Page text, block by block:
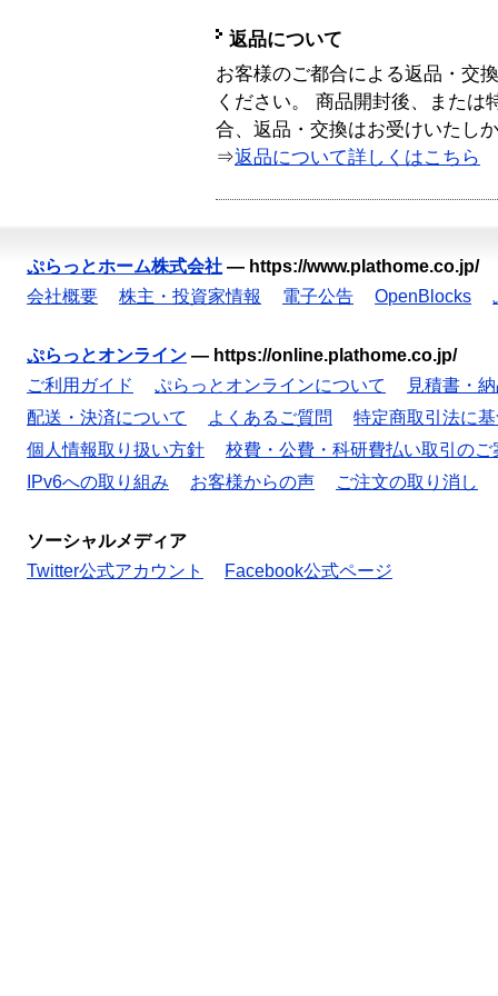
返品について
お客様のご都合による返品・交
ください。 商品開封後、または
合、返品・交換はお受けいたし
⇒返品について詳しくはこちら
ぷらっとホーム株式会社 — https://www.plathome.co.jp/
会社概要
株主・投資家情報 電子公告 OpenBlocks
ぷらっとオンライン — https://online.plathome.co.jp/
ご利用ガイド
ぷらっとオンラインについて
見積書・
配送・決済について
よくあるご質問
特定商取引法に
個人情報取り扱い方針
校費・公費・科研費払い取引のご
IPv6への取り組み
お客様からの声 ご注文の取り消し
ソーシャルメディア
Twitter公式アカウント
Facebook公式ページ